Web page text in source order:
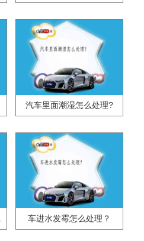
汽车里面潮湿怎么处理?
车进水发霉怎么处理？